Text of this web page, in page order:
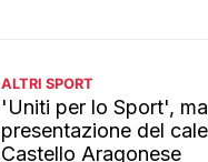
ALTRI SPORT
'Uniti per lo Sport',
presentazione del
Castello Aragonese